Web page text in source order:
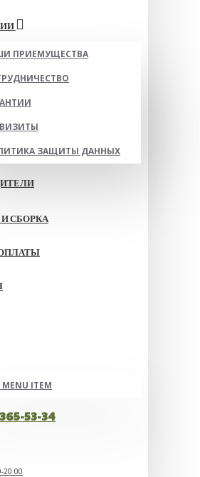
ПРИЕМУЩЕСТВА
ЗАЩИТЫ ДАННЫХ
СБОРКА
MENU ITEM
53-34
20:00